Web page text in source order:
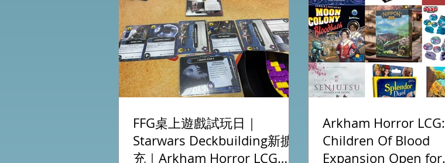
FFG桌上遊戲試玩日｜
Starwars Deckbuilding新擴
充｜Arkham Horror LCG
Arkham Horror LCG:
Children Of Blood
Expansion Open for